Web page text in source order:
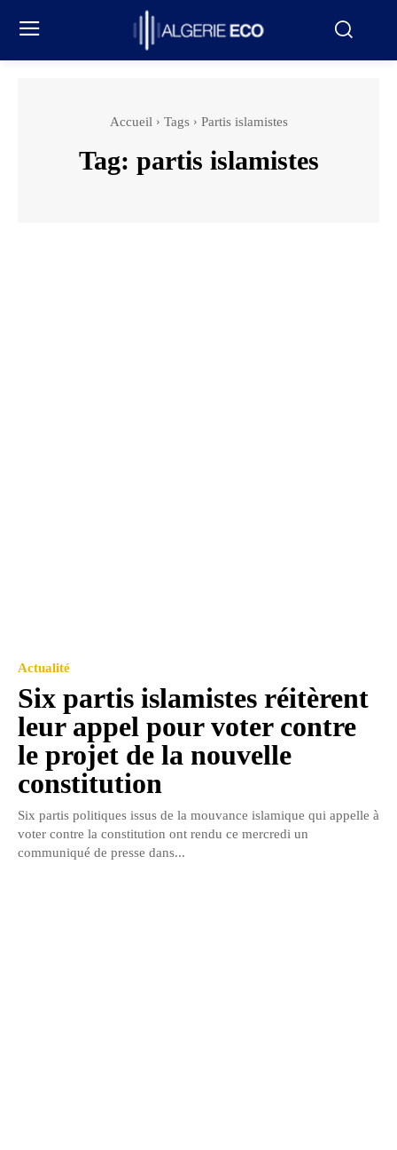
Accueil Tags Partis islamistes
Tag: partis islamistes
Actualité
Six partis islamistes réitèrent
leur appel pour voter contre
le projet de la nouvelle
constitution
Six partis politiques issus de la mouvance islamique qui appelle à
voter contre la constitution ont rendu ce mercredi un
communiqué de presse dans...